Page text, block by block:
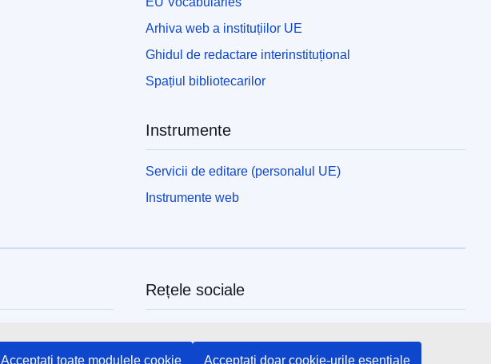
Acceptați toate modulele cookie Acceptați doar cookie-urile esențiale
Arhiva web a instituțiilor UE
Ghidul de redactare interinstituțional
Spațiul bibliotecarilor
Instrumente
Servicii de editare (personalul UE)
Instrumente web
Rețele sociale